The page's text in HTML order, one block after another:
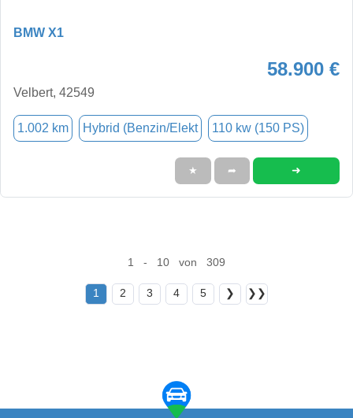
BMW X1
58.900 €
Velbert, 42549
1.002 km Hybrid (Benzin/Elekt 110 kw (150 PS)
★ ➦ ➜
1 - 10 von 309
1 2 3 4 5 ❯ ❯❯